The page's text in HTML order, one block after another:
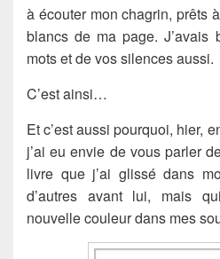
à écouter mon chagrin, prêts
blancs de ma page.
mots et de vos silences aussi.
C’est ainsi…
Et c’est aussi pourquoi, hier,
j’ai eu envie de vous parler
livre que j’ai glissé dans
d’autres avant lui, mais
nouvelle couleur dans mes